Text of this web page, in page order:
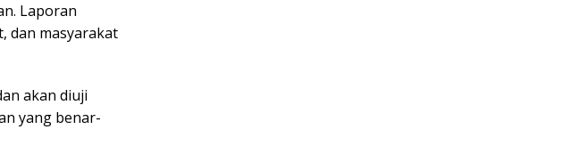
Laporan
dan masyarakat
akan diuji
yang benar-